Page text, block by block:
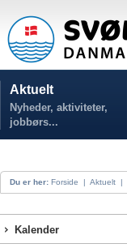
Aktuelt
Nyheder, aktiviteter,
jobbørs...
Du er her: Forside | Aktuelt |
Kalender